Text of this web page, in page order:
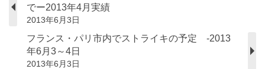
でー2013年4月実績
2013年6月3日
フランス・パリ市内でストライキの予定 -2013
年6月3～4日
2013年6月3日